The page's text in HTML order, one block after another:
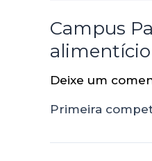
Campus
alimentício
Deixe um
Primeira